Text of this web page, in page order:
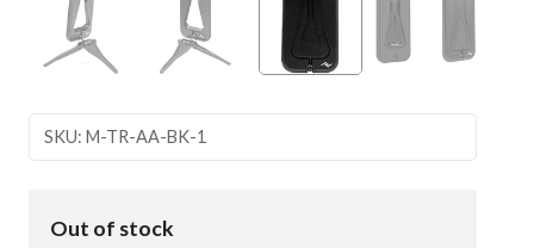
SKU: M-TR-AA-BK-1
Out of stock